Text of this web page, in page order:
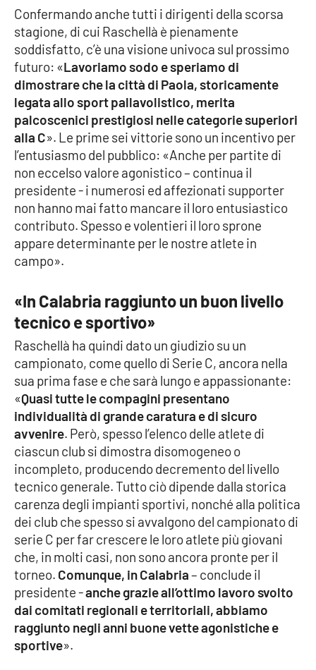
Leggendo Alvaro insieme
Imprese Di Calabria
Le perfidie di Antonella Grippo
Venti di comunicazione
STREAMING
LaC TV
LaC Network
LaC OnAir
EDIZIONI
LOCALI
Catanzaro
Crotone
Vibo Valentia
Reggio Calabria
Cosenza
Lamezia Terme
PROGETTI
SPECIALI
Buona Sanità Calabria
Confermando anche tutti i dirigenti della scorsa
stagione, di cui Raschellà è pienamente
soddisfatto, c’è una visione univoca sul prossimo
futuro: «Lavoriamo sodo e speriamo di
dimostrare che la città di Paola, storicamente
legata allo sport pallavolistico, merita
palcoscenici prestigiosi nelle categorie superiori
alla C». Le prime sei vittorie sono un incentivo per
l’entusiasmo del pubblico: «Anche per partite di
non eccelso valore agonistico – continua il
presidente - i numerosi ed affezionati supporter
non hanno mai fatto mancare il loro entusiastico
contributo. Spesso e volentieri il loro sprone
appare determinante per le nostre atlete in
campo».
«In Calabria raggiunto un buon livello
tecnico e sportivo»
Raschellà ha quindi dato un giudizio su un
campionato, come quello di Serie C, ancora nella
sua prima fase e che sarà lungo e appassionante:
«Quasi tutte le compagini presentano
individualità di grande caratura e di sicuro
avvenire. Però, spesso l’elenco delle atlete di
ciascun club si dimostra disomogeneo o
incompleto, producendo decremento del livello
tecnico generale. Tutto ciò dipende dalla storica
carenza degli impianti sportivi, nonché alla politica
dei club che spesso si avvalgono del campionato di
serie C per far crescere le loro atlete più giovani
che, in molti casi, non sono ancora pronte per il
torneo. Comunque, in Calabria– conclude il
presidente -anche grazie all’ottimo lavoro svolto
dai comitati regionali e territoriali, abbiamo
raggiunto negli anni buone vette agonistiche e
sportive».